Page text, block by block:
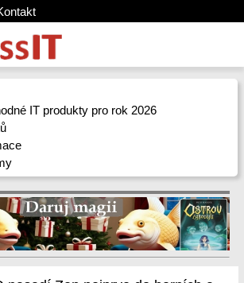
IT produkty pro rok 2026